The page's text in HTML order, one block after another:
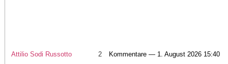
Attilio Sodi Russotto 2 Kommentare — 1. August 2026 15:40